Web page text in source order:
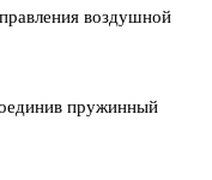
воздушной
пружинный